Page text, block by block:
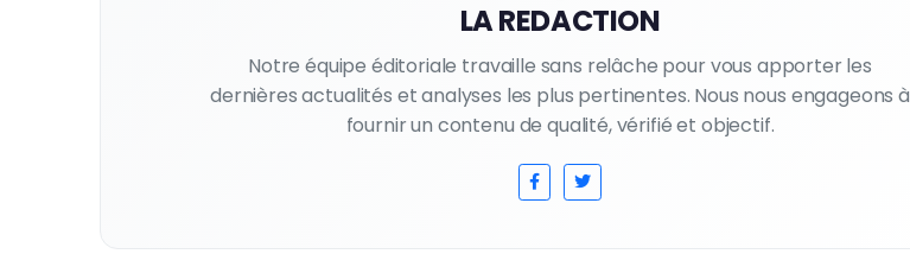
LA REDACTION
Notre équipe éditoriale travaille sans relâche pour vous apporter les
dernières actualités et analyses les plus pertinentes. Nous nous engageons à
fournir un contenu de qualité, vérifié et objectif.